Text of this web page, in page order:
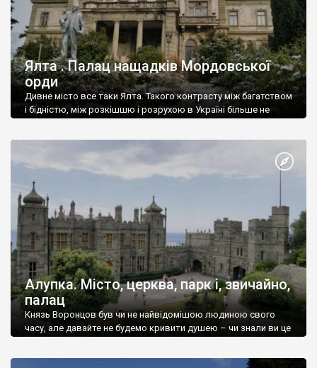
Ялта . Палац нащадків Мордовської
орди
Дивне місто все таки Ялта. Такого контрасту між багатством
і бідністю, між розкішшю і розрухою в Україні більше не
Алупка. Місто, церква, парк і, звичайно,
палац
Князь Воронцов був чи не найвідомішою людиною свого
часу, але давайте не будемо кривити душею – чи знали ви це